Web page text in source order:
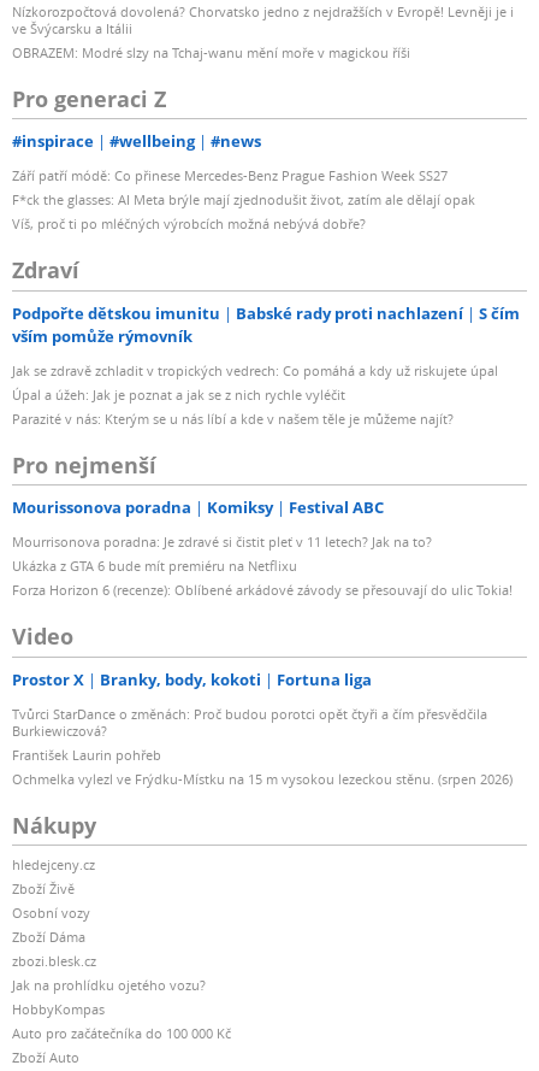
Nízkorozpočtová dovolená? Chorvatsko jedno z nejdražších v Evropě! Levněji je i
ve Švýcarsku a Itálii
OBRAZEM: Modré slzy na Tchaj-wanu mění moře v magickou říši
Pro generaci Z
#inspirace #wellbeing #news
Září patří módě: Co přinese Mercedes-Benz Prague Fashion Week SS27
F*ck the glasses: AI Meta brýle mají zjednodušit život, zatím ale dělají opak
Víš, proč ti po mléčných výrobcích možná nebývá dobře?
Zdraví
Podpořte dětskou imunitu Babské rady proti nachlazení
S čím
vším pomůže rýmovník
Jak se zdravě zchladit v tropických vedrech: Co pomáhá a kdy už riskujete úpal
Úpal a úžeh: Jak je poznat a jak se z nich rychle vyléčit
Parazité v nás: Kterým se u nás líbí a kde v našem těle je můžeme najít?
Pro nejmenší
Mourissonova poradna Komiksy Festival ABC
Mourrisonova poradna: Je zdravé si čistit pleť v 11 letech? Jak na to?
Ukázka z GTA 6 bude mít premiéru na Netflixu
Forza Horizon 6 (recenze): Oblíbené arkádové závody se přesouvají do ulic Tokia!
Video
Prostor X Branky, body, kokoti Fortuna liga
Tvůrci StarDance o změnách: Proč budou porotci opět čtyři a čím přesvědčila
Burkiewiczová?
František Laurin pohřeb
Ochmelka vylezl ve Frýdku-Místku na 15 m vysokou lezeckou stěnu. (srpen 2026)
Nákupy
hledejceny.cz
Zboží Živě
Osobní vozy
Zboží Dáma
zbozi.blesk.cz
Jak na prohlídku ojetého vozu?
HobbyKompas
Auto pro začátečníka do 100 000 Kč
Zboží Auto